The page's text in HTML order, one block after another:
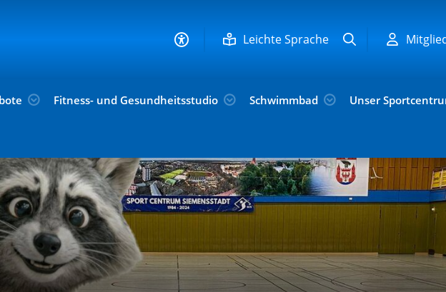
Leichte Sprache
Fitness- und Gesundheitsstudio Schwimmbad Unser